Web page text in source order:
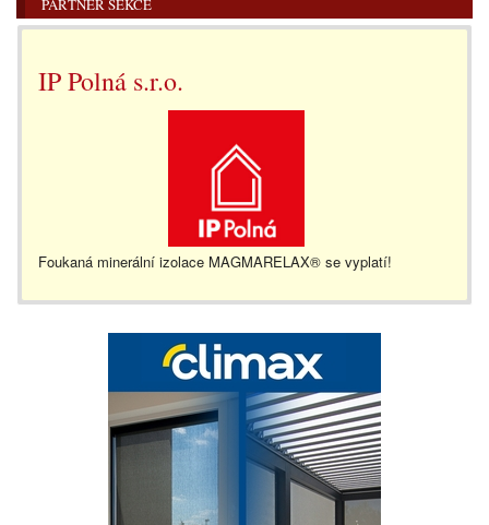
PARTNER SEKCE
IP Polná s.r.o.
Foukaná minerální izolace MAGMARELAX® se vyplatí!